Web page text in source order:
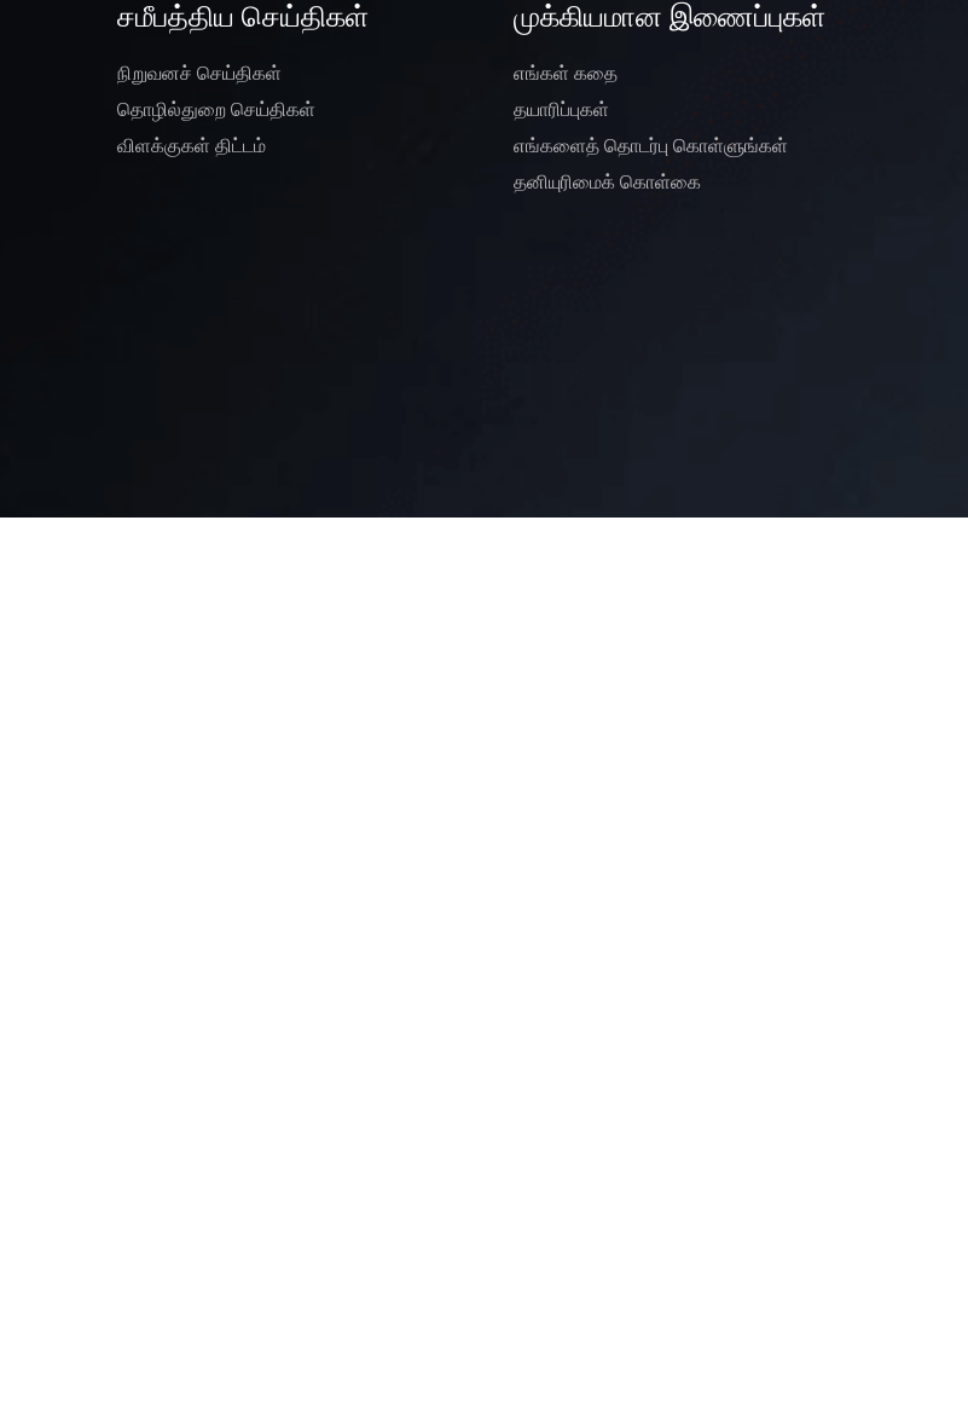
சமீபத்திய செய்திகள்
நிறுவனச் செய்திகள்
தொழில்துறை செய்திகள்
விளக்குகள் திட்டம்
முக்கியமான இணைப்புகள்
எங்கள் கதை
தயாரிப்புகள்
எங்களைத் தொடர்பு கொள்ளுங்கள்
தனியுரிமைக் கொள்கை